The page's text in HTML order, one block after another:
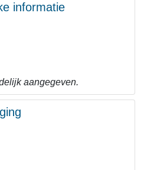
informatie
aangegeven.